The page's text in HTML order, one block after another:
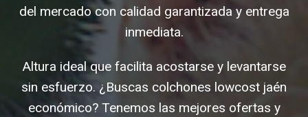
del mercado con calidad garantizada y entrega
inmediata.
Altura ideal que facilita acostarse y levantarse
sin esfuerzo. ¿Buscas colchones lowcost jaén
económico? Tenemos las mejores ofertas y